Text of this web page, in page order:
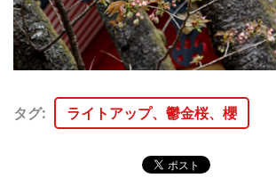
タグ: ライトアップ、鬱金桜、櫻